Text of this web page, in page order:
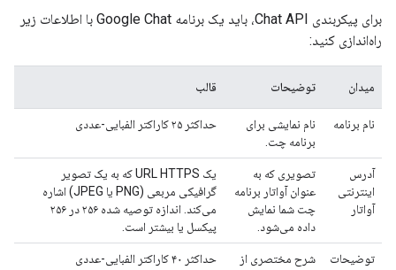
برای پیکربندی Chat API، باید یک برنامه Google Chat با اطلاعات زیر
راه‌اندازی کنید:
میدان توضیحات قالب
نام برنامه
نام نمایشی برای
برنامه چت.
حداکثر ۲۵ کاراکتر الفبایی-عددی
آدرس
اینترنتی
آواتار
تصویری که به
عنوان آواتار برنامه
چت شما نمایش
داده می‌شود.
یک URL HTTPS که به یک تصویر
گرافیکی مربعی (PNG یا JPEG) اشاره
می‌کند. اندازه توصیه شده ۲۵۶ در ۲۵۶
پیکسل یا بیشتر است.
توضیحات
شرح مختصری از
حداکثر ۴۰ کاراکتر الفبایی-عددی